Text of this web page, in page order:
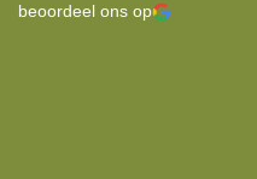
beoordeel ons op